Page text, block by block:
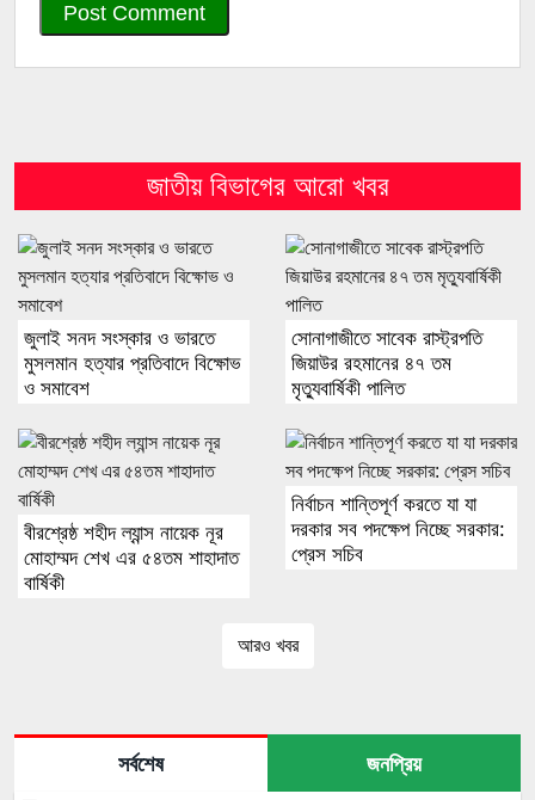
জাতীয় বিভাগের আরো খবর
জুলাই সনদ সংস্কার ও ভারতে
মুসলমান হত্যার প্রতিবাদে বিক্ষোভ
ও সমাবেশ
সোনাগাজীতে সাবেক রাস্ট্রপতি
জিয়াউর রহমানের ৪৭ তম
মৃত্যুবার্ষিকী পালিত
বীরশ্রেষ্ঠ শহীদ ল্যান্স নায়েক নূর
মোহাম্মদ শেখ এর ৫৪তম শাহাদাত
বার্ষিকী
নির্বাচন শান্তিপূর্ণ করতে যা যা
দরকার সব পদক্ষেপ নিচ্ছে সরকার:
প্রেস সচিব
আরও খবর
সর্বশেষ জনপ্রিয়